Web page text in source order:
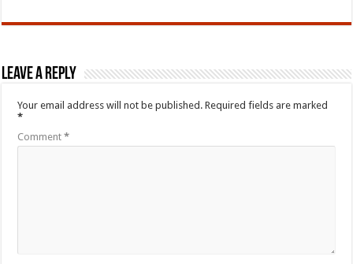
Leave a Reply
Your email address will not be published. Required fields are marked
*
Comment*